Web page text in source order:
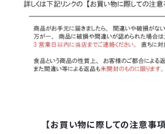
【お買い物に際しての注意事項